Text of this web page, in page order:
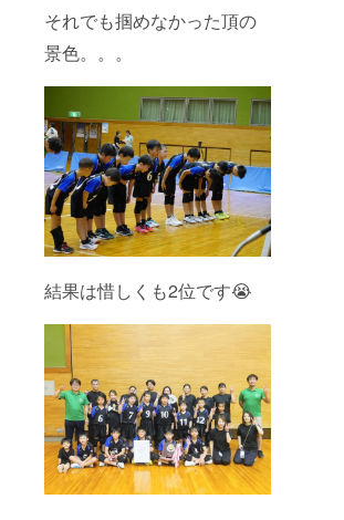
それでも掴めなかった頂の
景色。。。
結果は惜しくも2位です😭